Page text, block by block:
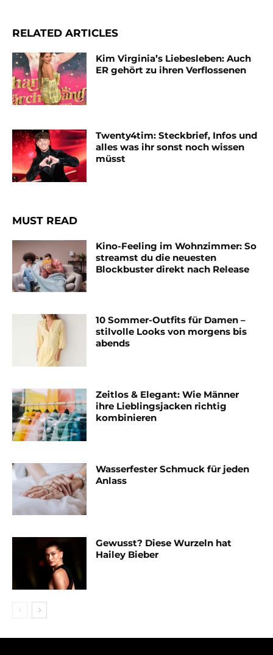
RELATED ARTICLES
Kim Virginia’s Liebesleben: Auch
ER gehört zu ihren Verflossenen
Twenty4tim: Steckbrief, Infos und
alles was ihr sonst noch wissen
müsst
MUST READ
Kino-Feeling im Wohnzimmer: So
streamst du die neuesten
Blockbuster direkt nach Release
10 Sommer-Outfits für Damen –
stilvolle Looks von morgens bis
abends
Zeitlos & Elegant: Wie Männer
ihre Lieblingsjacken richtig
kombinieren
Wasserfester Schmuck für jeden
Anlass
Gewusst? Diese Wurzeln hat
Hailey Bieber